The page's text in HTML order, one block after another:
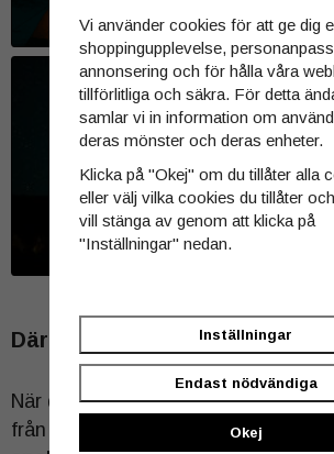
SHOPPA HÄR
Därför väljer kunder
När du handlar hos
från en svensk butik medlager i
Vi använder cookies för att ge dig
shoppingupplevelse,
annonsering och för hålla våra
tillförlitliga och säkra. För detta
samlar vi in information om
deras mönster och deras enheter.
Klicka på "Okej" om du tillåter alla
eller välj vilka cookies du tillåter
vill stänga av genom att klicka på
"Inställningar" nedan.
Inställningar
Endast nödvändiga
Okej